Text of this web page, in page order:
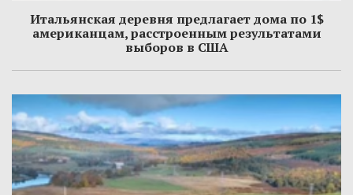
Итальянская деревня предлагает дома по 1$
американцам, расстроенным результатами
выборов в США